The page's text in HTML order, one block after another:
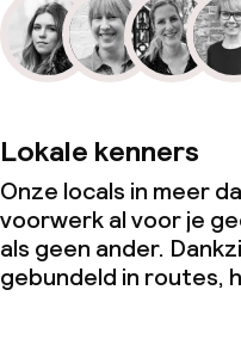
Lokale kenners
Onze locals in meer
voorwerk al voor je
als geen ander.
gebundeld in routes,